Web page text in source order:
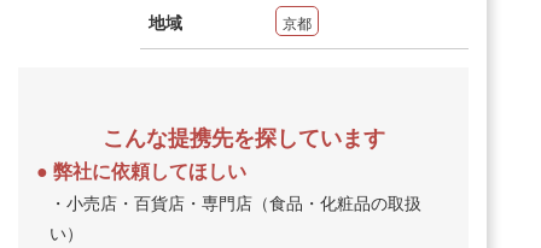
地域 京都
こんな提携先を探しています
弊社に依頼してほしい
・小売店・百貨店・専門店（食品・化粧品の取扱
い）